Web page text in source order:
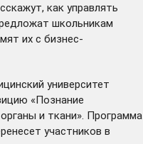
как управлять
школьникам
их с бизнес-
университет
«Познание
и ткани». Программа
участников в